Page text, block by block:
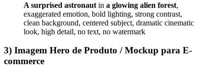
A surprised astronaut in a glowing alien forest,
exaggerated emotion, bold lighting, strong contrast,
clean background, centered subject, dramatic cinematic
look, high detail, no text, no watermark
3) Imagem Hero de Produto / Mockup para E-
commerce